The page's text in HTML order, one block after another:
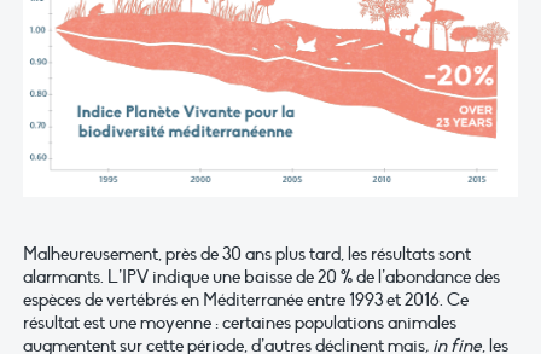
Malheureusement, près de 30 ans plus tard, les résultats sont
alarmants. L’IPV indique une baisse de 20 % de l’abondance des
espèces de vertébrés en Méditerranée entre 1993 et 2016. Ce
résultat est une moyenne : certaines populations animales
augmentent sur cette période, d’autres déclinent mais, in fine, les